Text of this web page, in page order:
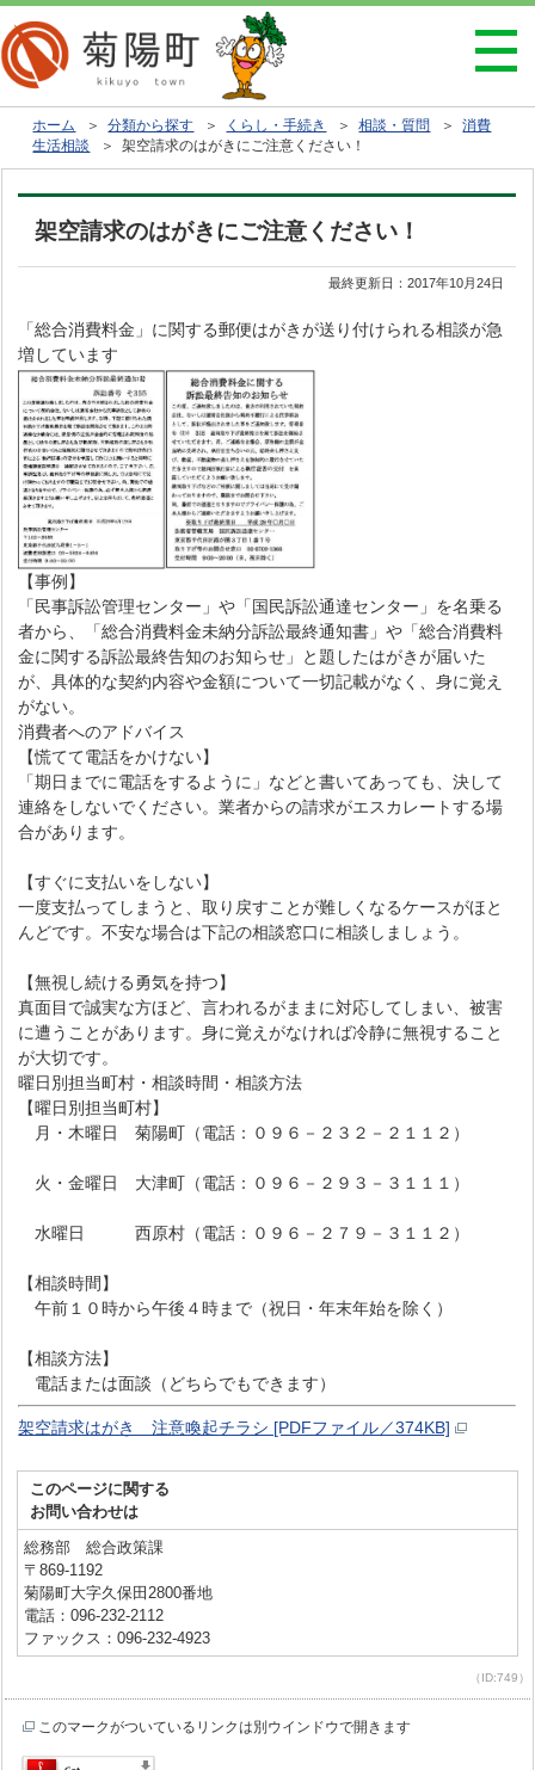
ホーム ＞分類から探す ＞ くらし・手続き ＞相談・質問 ＞消費
生活相談
＞ 架空請求のはがきにご注意ください！
架空請求のはがきにご注意ください！
最終更新日：2017年10月24日
「総合消費料金」に関する郵便はがきが送り付けられる相談が急
増しています
【事例】
「民事訴訟管理センター」や「国民訴訟通達センター」を名乗る
者から、「総合消費料金未納分訴訟最終通知書」や「総合消費料
金に関する訴訟最終告知のお知らせ」と題したはがきが届いた
が、具体的な契約内容や金額について一切記載がなく、身に覚え
がない。
消費者へのアドバイス
【慌てて電話をかけない】
「期日までに電話をするように」などと書いてあっても、決して
連絡をしないでください。業者からの請求がエスカレートする場
合があります。
【すぐに支払いをしない】
一度支払ってしまうと、取り戻すことが難しくなるケースがほと
んどです。不安な場合は下記の相談窓口に相談しましょう。
【無視し続ける勇気を持つ】
真面目で誠実な方ほど、言われるがままに対応してしまい、被害
に遭うことがあります。身に覚えがなければ冷静に無視すること
が大切です。
曜日別担当町村・相談時間・相談方法
【曜日別担当町村】
月・木曜日 菊陽町（電話：０９６－２３２－２１１２）
火・金曜日 大津町（電話：０９６－２９３－３１１１）
水曜日 西原村（電話：０９６－２７９－３１１２）
【相談時間】
午前１０時から午後４時まで（祝日・年末年始を除く）
【相談方法】
電話または面談（どちらでもできます）
架空請求はがき 注意喚起チラシ [PDFファイル／374KB]
このページに関する
お問い合わせは
総務部 総合政策課
〒869-1192
菊陽町大字久保田2800番地
電話：096-232-2112
ファックス：096-232-4923
（ID:749）
このマークがついているリンクは別ウインドウで開きます